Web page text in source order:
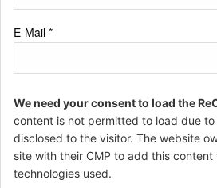
E-Mail *
We need your consent to load the
content is not permitted to load due
disclosed to the visitor. The website
site with their CMP to add this
technologies used.